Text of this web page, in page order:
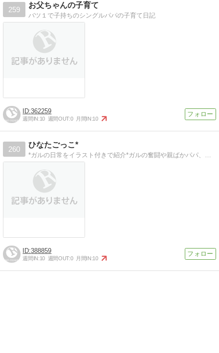
259
お父ちゃんの子育て
バツ１で子持ちのシングルパパの子育て日記
362259
週間IN:10 週間OUT:0 月間IN:10
260
ひなたごっこ*
388859
週間IN:10 週間OUT:0 月間IN:10